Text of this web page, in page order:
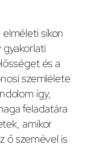
síkon
és a
szemlélete
így,
feladatára
amikor
ő szemével is